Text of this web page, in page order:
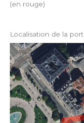
(en rouge)
Localisation de la